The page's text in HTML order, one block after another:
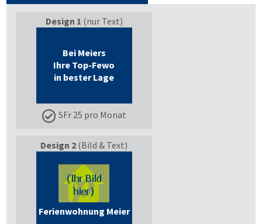
Design 1 (nur Text)
Bei Meiers
Ihre Top-Fewo
in bester Lage
SFr 25 pro Monat
Design 2 (Bild & Text)
Ferienwohnung Meier